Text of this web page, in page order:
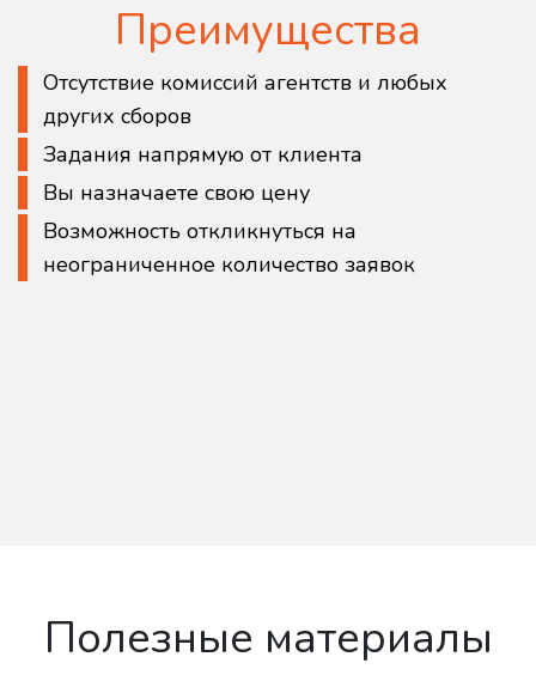
Преимущества
Отсутствие комиссий агентств и любых
других сборов
Задания напрямую от клиента
Вы назначаете свою цену
Возможность откликнуться на
неограниченное количество заявок
Полезные материалы